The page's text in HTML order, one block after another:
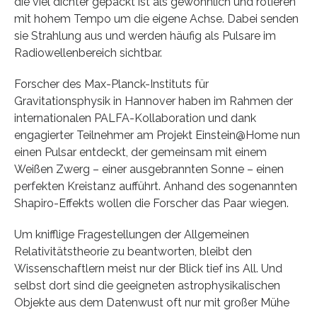
mit hohem Tempo um die eigene Achse. Dabei senden
sie Strahlung aus und werden häufig als Pulsare im
Radiowellenbereich sichtbar.
Forscher des Max-Planck-Instituts für
Gravitationsphysik in Hannover haben im Rahmen der
internationalen PALFA-Kollaboration und dank
engagierter Teilnehmer am Projekt Einstein@Home nun
einen Pulsar entdeckt, der gemeinsam mit einem
Weißen Zwerg – einer ausgebrannten Sonne – einen
perfekten Kreistanz aufführt. Anhand des sogenannten
Shapiro-Effekts wollen die Forscher das Paar wiegen.
Um knifflige Fragestellungen der Allgemeinen
Relativitätstheorie zu beantworten, bleibt den
Wissenschaftlern meist nur der Blick tief ins All. Und
selbst dort sind die geeigneten astrophysikalischen
Objekte aus dem Datenwust oft nur mit großer Mühe